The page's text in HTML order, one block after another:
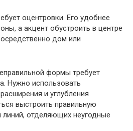
оцентровки. Его удобнее
а акцент обустроить в центре
дом или
формы требует
Нужно использовать
и углубления
выстроить правильную
отделяющих неугодные